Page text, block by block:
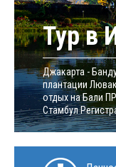
Тур в
Джакарта -
плантации
отдых на Бали​
Стамбул